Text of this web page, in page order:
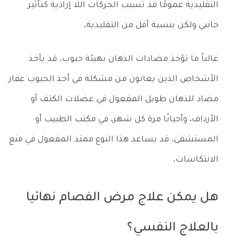
التقليدية عمومًا قد تسبب الحركات اللا إرادية كتأثير
جانبي ولكن بنسبة أقل من التقليدية.
غالباً ما تؤخذ مضادات الذهان بهيئة حبوب. قد يأخذ
الأشخاص الذين يعانون من مشكلة في أخذ الحبوب عقار
مضاد للذهان طويل المفعول في عضلات الكتف أو
الأرداف، وأحيانًا مرة كل شهر، في مكتب الطبيب أو
المستشفى. قد يساعد هذا النوع ممتد المفعول في منع
الانتكاسات.
هل يمكن علاج مرض الفصام نهائيا
بالعلاج النفسي؟